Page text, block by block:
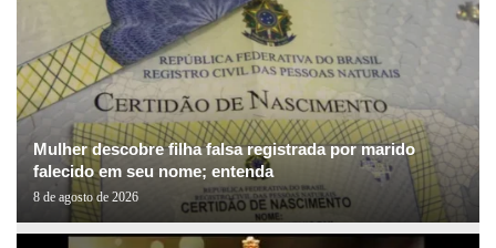
Mulher descobre filha falsa registrada por marido
falecido em seu nome; entenda
8 de agosto de 2026